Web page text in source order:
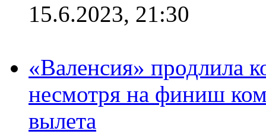
15.6.2023, 21:30
«Валенсия» продлила
несмотря на финиш
вылета